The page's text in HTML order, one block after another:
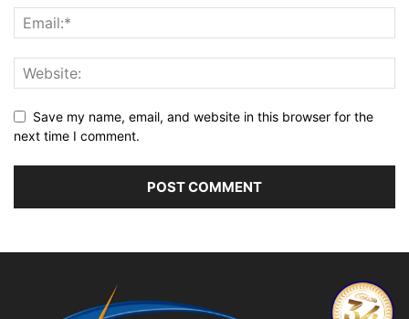
Save my name, email, and website in this browser for the
next time I comment.